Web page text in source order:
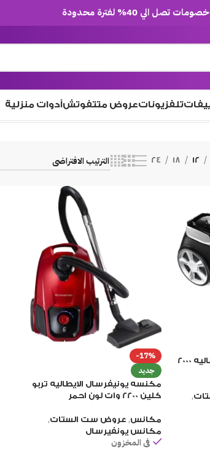
الي 40% لفترة محدودة
تلفزيوناتعروض متتفوتشأدوات منزلية
12
18
24
مكنسه يونيفرسال الايطاليه 2000
,
-17%
جديد
مكنسه يونيفرسال الايطاليه تربو
كلين 2200 وات لون احمر
مكانس, عروض ست الستات,
مكانس يونفيرسال
فى المخزون